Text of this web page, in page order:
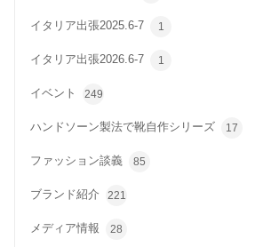
イタリア出張2025.6-7 1
イタリア出張2026.6-7 1
イベント 249
ハンドソーン製法で靴自作シリーズ 17
ファッション談義 85
ブランド紹介 221
メディア情報 28